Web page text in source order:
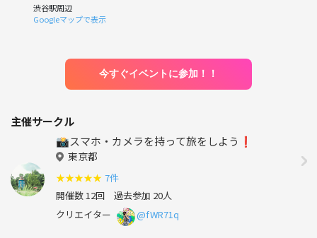
渋谷駅周辺
Googleマップで表示
今すぐイベントに参加！！
主催サークル
📸スマホ・カメラを持って旅をしよう❗️
東京都
★★★★★ 7件
開催数 12回 過去参加 20人
クリエイター
@fWR71q